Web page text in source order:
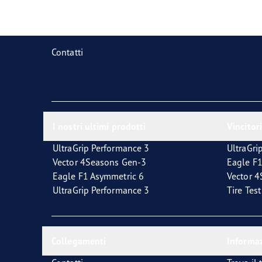
Contatti
UltraGrip Performance 3
Vector 4Seasons Gen-3
Eagle F1 Asymmetric 6
UltraGrip Performance 3
Eagle
Vector
Tire